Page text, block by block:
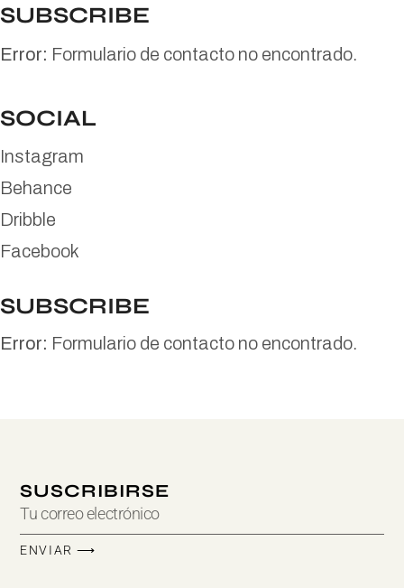
SUBSCRIBE
Error: Formulario de contacto no encontrado.
SOCIAL
Instagram
Behance
Dribble
Facebook
SUBSCRIBE
Error: Formulario de contacto no encontrado.
SUSCRIBIRSE
ENVIAR ⟶